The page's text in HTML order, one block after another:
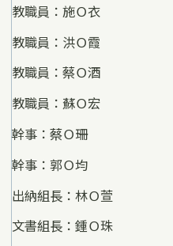
教職員：施Ｏ衣
教職員：洪Ｏ霞
教職員：蔡Ｏ酒
教職員：蘇Ｏ宏
幹事：蔡Ｏ珊
幹事：郭Ｏ均
出納組長：林Ｏ萱
文書組長：鍾Ｏ珠